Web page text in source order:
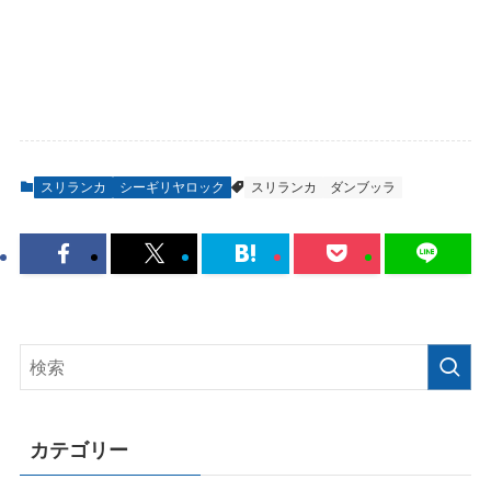
スリランカ シーギリヤロック スリランカ ダンブッラ
カテゴリー